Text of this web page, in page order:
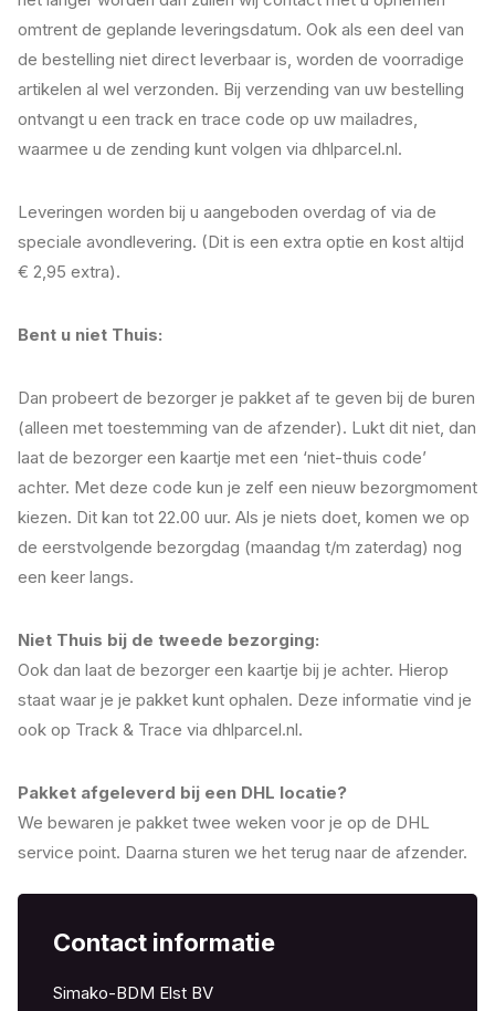
omtrent de geplande leveringsdatum. Ook als een deel van
de bestelling niet direct leverbaar is, worden de voorradige
artikelen al wel verzonden. Bij verzending van uw bestelling
ontvangt u een track en trace code op uw mailadres,
waarmee u de zending kunt volgen via dhlparcel.nl.
Leveringen worden bij u aangeboden overdag of via de
speciale avondlevering. (Dit is een extra optie en kost altijd
€ 2,95 extra).
Bent u niet Thuis:
Dan probeert de bezorger je pakket af te geven bij de buren
(alleen met toestemming van de afzender). Lukt dit niet, dan
laat de bezorger een kaartje met een ‘niet-thuis code’
achter. Met deze code kun je zelf een nieuw bezorgmoment
kiezen. Dit kan tot 22.00 uur. Als je niets doet, komen we op
de eerstvolgende bezorgdag (maandag t/m zaterdag) nog
een keer langs.
Niet Thuis bij de tweede bezorging:
Ook dan laat de bezorger een kaartje bij je achter. Hierop
staat waar je je pakket kunt ophalen. Deze informatie vind je
ook op Track & Trace via dhlparcel.nl.
Pakket afgeleverd bij een DHL locatie?
We bewaren je pakket twee weken voor je op de DHL
service point. Daarna sturen we het terug naar de afzender.
Contact informatie
Simako-BDM Elst BV